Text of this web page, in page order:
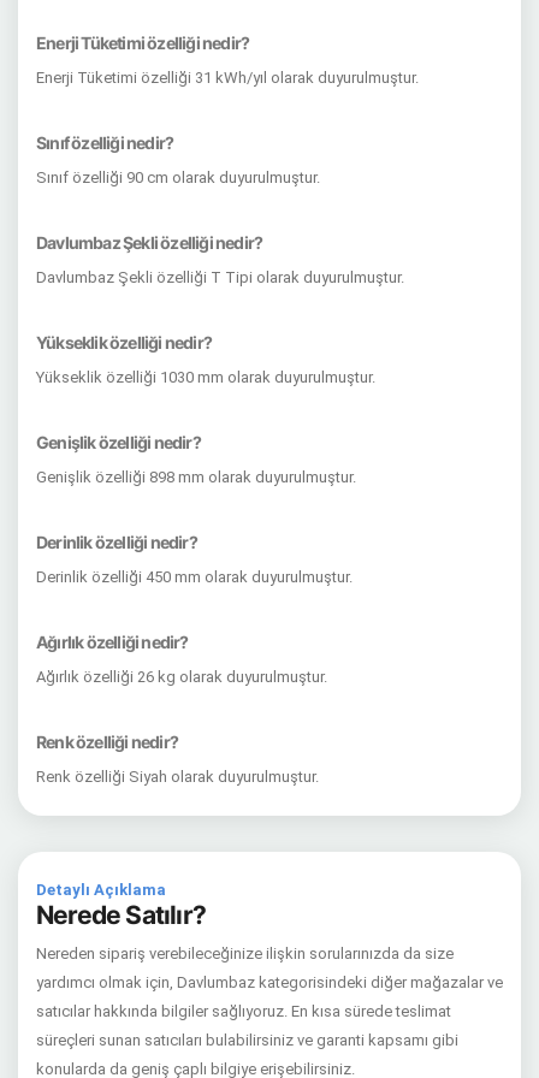
Enerji Tüketimi özelliği nedir?
Enerji Tüketimi özelliği 31 kWh/yıl olarak duyurulmuştur.
Sınıf özelliği nedir?
Sınıf özelliği 90 cm olarak duyurulmuştur.
Davlumbaz Şekli özelliği nedir?
Davlumbaz Şekli özelliği T Tipi olarak duyurulmuştur.
Yükseklik özelliği nedir?
Yükseklik özelliği 1030 mm olarak duyurulmuştur.
Genişlik özelliği nedir?
Genişlik özelliği 898 mm olarak duyurulmuştur.
Derinlik özelliği nedir?
Derinlik özelliği 450 mm olarak duyurulmuştur.
Ağırlık özelliği nedir?
Ağırlık özelliği 26 kg olarak duyurulmuştur.
Renk özelliği nedir?
Renk özelliği Siyah olarak duyurulmuştur.
Detaylı Açıklama
Nerede Satılır?
Nereden sipariş verebileceğinize ilişkin sorularınızda da size
yardımcı olmak için, Davlumbaz kategorisindeki diğer mağazalar ve
satıcılar hakkında bilgiler sağlıyoruz. En kısa sürede teslimat
süreçleri sunan satıcıları bulabilirsiniz ve garanti kapsamı gibi
konularda da geniş çaplı bilgiye erişebilirsiniz.